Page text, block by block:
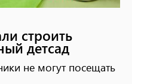
строить
детсад
не могут посещать